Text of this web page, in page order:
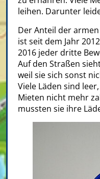
leihen. Darunter
Der Anteil der
ist seit dem Jahr
2016 jeder dritte
Auf den Straßen
weil sie sich sonst
Viele Läden sind
Mieten nicht mehr
mussten sie ihre